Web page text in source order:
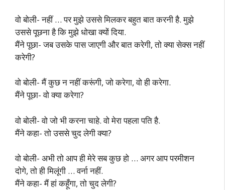
वो बोली- नहीं … पर मुझे उससे मिलकर बहुत बात करनी है. मुझे
उससे पूछना है कि मुझे धोखा क्यों दिया.
मैंने पूछा- जब उसके पास जाएगी और बात करेगी, तो क्या सेक्स नहीं
करेगी?
वो बोली- मैं कुछ न नहीं करूंगी, जो करेगा, वो ही करेगा.
मैंने पूछा- वो क्या करेगा?
वो बोली- वो जो भी करना चाहे. वो मेरा पहला पति है.
मैंने कहा- तो उससे चुद लेगी क्या?
वो बोली- अभी तो आप ही मेरे सब कुछ हो … अगर आप परमीशन
दोगे, तो ही मिलूंगी … वर्ना नहीं.
मैंने कहा- मैं हां कहूँगा, तो चुद लेगी?